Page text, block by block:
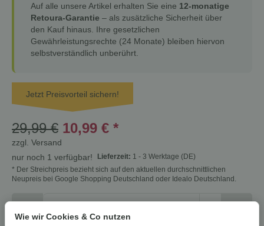
Auf alle unsere Artikel erhalten Sie eine 12-monatige
Retoura-Garantie – als zusätzliche Sicherheit über
den Kauf hinaus. Ihre gesetzlichen
Gewährleistungsrechte (24 Monate) bleiben hiervon
selbstverständlich unberührt.
Jetzt Preisvorteil sichern!
29,99 € 10,99 € *
zzgl. Versand
nur noch 1 verfügbar!
Lieferzeit: 1 - 3 Werktage (DE)
* Der Streichpreis bezieht sich auf den aktuellen durchschnittlichen
Neupreis bei Google Shopping Deutschland oder Idealo Deutschland.
Wie wir Cookies & Co nutzen